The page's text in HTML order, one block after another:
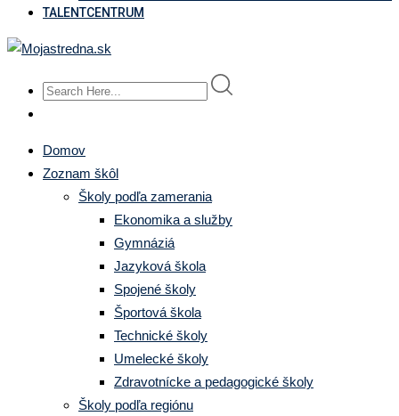
TALENTCENTRUM
Domov
Zoznam škôl
Školy podľa zamerania
Ekonomika a služby
Gymnáziá
Jazyková škola
Spojené školy
Športová škola
Technické školy
Umelecké školy
Zdravotnícke a pedagogické školy
Školy podľa regiónu